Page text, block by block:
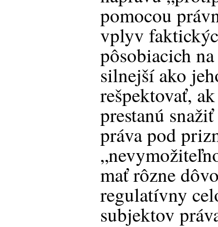
pomocou
vplyv
pôsobiacich
silnejší ako
rešpektovať,
prestanú
práva pod
mať rôzne
regulatívny
subjektov